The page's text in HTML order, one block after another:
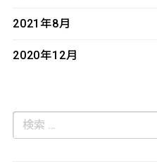
2021年8月
2020年12月